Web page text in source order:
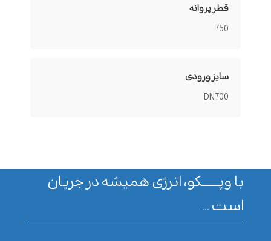
قطر پروانه
750
سایز ورودی
DN700
با وپـــــــکو، انرژی همیشه در جریان
است ...